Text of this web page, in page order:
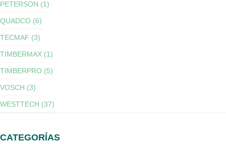
PETERSON (1)
QUADCO (6)
TECMAF (3)
TIMBERMAX (1)
TIMBERPRO (5)
VOSCH (3)
WESTTECH (37)
CATEGORÍAS